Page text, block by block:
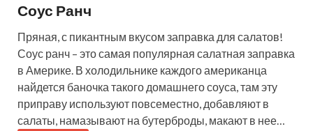
Соус Ранч
Пряная, с пикантным вкусом заправка для салатов!
Соус ранч – это самая популярная салатная заправка
в Америке. В холодильнике каждого американца
найдется баночка такого домашнего соуса, там эту
приправу используют повсеместно, добавляют в
салаты, намазывают на бутерброды, макают в нее…